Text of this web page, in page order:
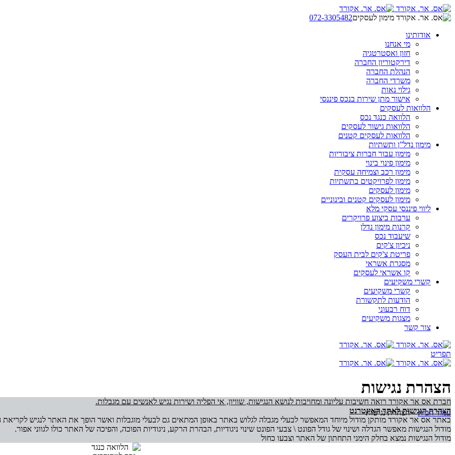
072-3305482
אודותינו
מי אנחנו
חזון ואסטרטגיה
דירקטוריון החברה
הנהלת החברה
משרדי החברה
גילוי נאות
אישור מתן שירות בנכס פיננסי
הלוואות לעסקים
הלוואה כנגד נכס
הלוואות גישור לעסקים
הלוואות לעסקים קטנים
מימון נדל”ן ותשתיות
מימון עבור חברות ציבוריות
מימון פינוי בינוי
מימון רכב וצמיחה עסקית
מימון לפרויקטים בתשתיות
מימון לעסקים
מימון לעסקים קטנים ובינוניים
ליווי פיננסי עסקי מלא
ערבות ביצוע פרויקרים
קרנות מימון נדלן
שיעבוד נכס
ניכיון צ'קים
פריטת צ'קים לבית העסק
מסגרת אשראי
קו אשראי לעסקים
קשרי משקיעים
קשרי משקיעים
הודעות לתקשורת
דוח רבעוני
מצגות משקיעים
צור קשר
תפריט
הצהרת נגישות
עמוד הבית»הצהרת נגישות
חברת אס אר אקורד רואה חשיבות עליונה ומחויבות לנושא הנגישות, שוויון, אי הפליה ושירות נגיש לאנשים עם מגבלות.
הצהרת הנגישות לאתר האינטרנט
באתר אס אר אקורד מותקן מודול מיוחד המאפשר לבעלי מגבלה לגלוש באתר באופן המתאים גם לבעלי מוגבלות ואשר הופך את האתר לנגיש לקריאת
מודול הנגישות מאפשר הגדלה ושינוי של גודל הפונט \ צבעי הפונט שינוי ניגודיות, הבהרת הרקע, ניגודיות הפוכה, והפיכה של האתר כולו לגווני אפור.
מודול הנגישות נמצא בחלק הימני התחתון של האתר וצבעו כחול